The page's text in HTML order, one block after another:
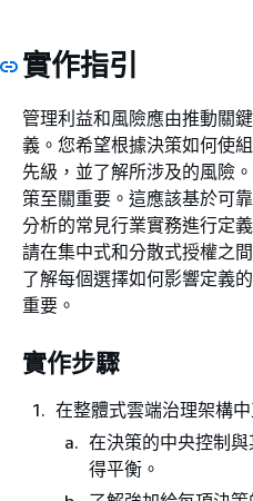
實作指引
管理利益和風險應由推動關
義。您希望根據決策如何使
先級，並了解所涉及的風險
策至關重要。這應該基於可
分析的常見行業實務進行定
請在集中式和分散式授權之
了解每個選擇如何影響定義
重要。
實作步驟
在整體式雲端治理架構
在決策的中央控制
得平衡。